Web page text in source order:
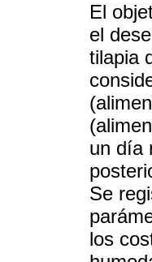
El
el
tilapia
un día
Se
los